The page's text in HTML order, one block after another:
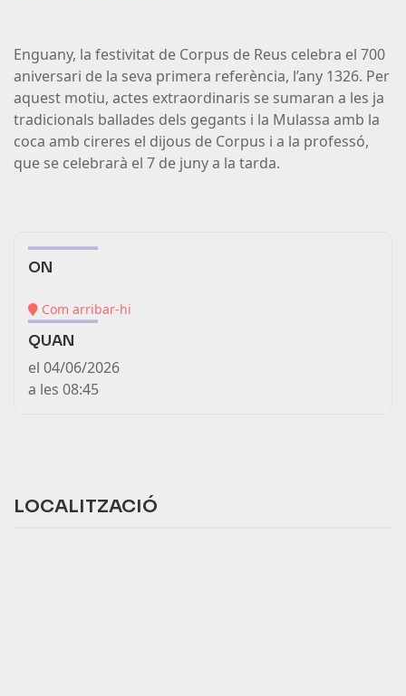
Enguany, la festivitat de Corpus de Reus celebra el 700
aniversari de la seva primera referència, l’any 1326. Per
aquest motiu, actes extraordinaris se sumaran a les ja
tradicionals ballades dels gegants i la Mulassa amb la
coca amb cireres el dijous de Corpus i a la professó,
que se celebrarà el 7 de juny a la tarda.
ON
Com arribar-hi
QUAN
el 04/06/2026
a les 08:45
LOCALITZACIÓ